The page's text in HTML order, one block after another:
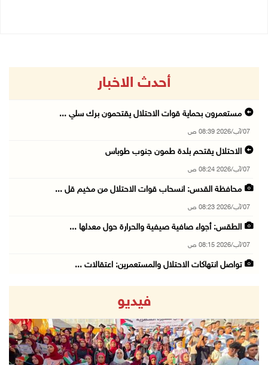
أحدث الاخبار
مستعمرون بحماية قوات الاحتلال يقتحمون برك سلي ...
07/آب/2026 08:39 ص
الاحتلال يقتحم بلدة طمون جنوب طوباس
07/آب/2026 08:24 ص
محافظة القدس: انسحاب قوات الاحتلال من مخيم قل ...
07/آب/2026 08:23 ص
الطقس: أجواء صافية صيفية والحرارة حول معدلها ...
07/آب/2026 08:15 ص
تواصل انتهاكات الاحتلال والمستعمرين: اعتقالات ...
الاحتلال يخطر باقتلاع أشجار من 310 دونمات وال ...
06/آب/2026 11:14 م
قوات الاحتلال تقتحم يعبد جنوب غرب جنين
06/آب/2026 10:49 م
فيديو